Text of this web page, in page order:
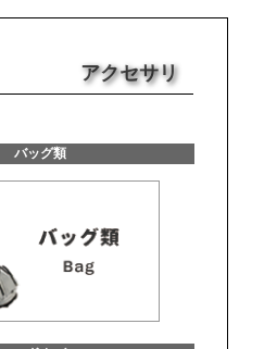
アクセサリ
バッグ類